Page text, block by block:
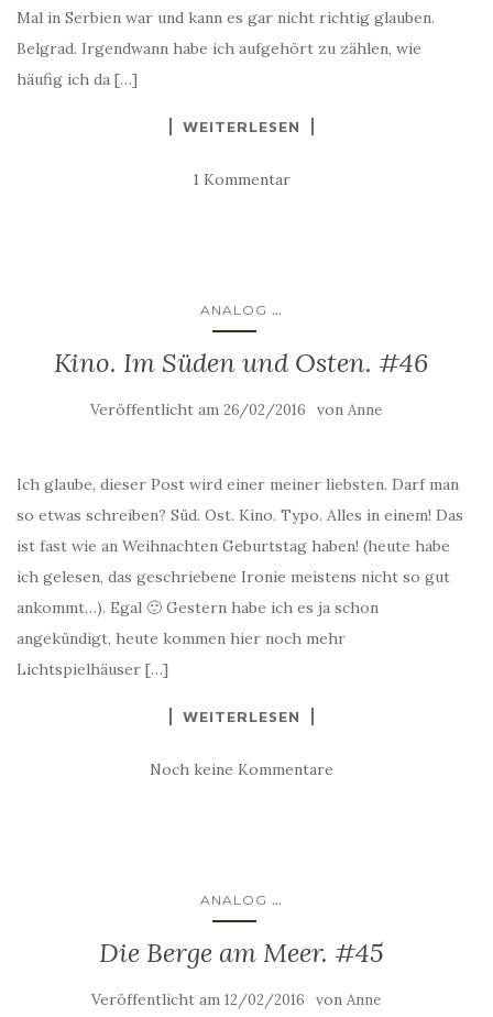
Mal in Serbien war und kann es gar nicht richtig glauben.
Belgrad. Irgendwann habe ich aufgehört zu zählen, wie
häufig ich da […]
WEITERLESEN
1 Kommentar
ANALOG ...
Kino. Im Süden und Osten. #46
Veröffentlicht am 26/02/2016 von Anne
Ich glaube, dieser Post wird einer meiner liebsten. Darf man
so etwas schreiben? Süd. Ost. Kino. Typo. Alles in einem! Das
ist fast wie an Weihnachten Geburtstag haben! (heute habe
ich gelesen, das geschriebene Ironie meistens nicht so gut
ankommt…). Egal 🙂 Gestern habe ich es ja schon
angekündigt, heute kommen hier noch mehr
Lichtspielhäuser […]
WEITERLESEN
Noch keine Kommentare
ANALOG ...
Die Berge am Meer. #45
Veröffentlicht am 12/02/2016 von Anne